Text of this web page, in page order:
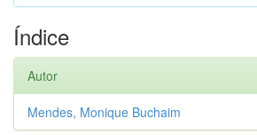
Índice
Autor
Mendes, Monique Buchaim